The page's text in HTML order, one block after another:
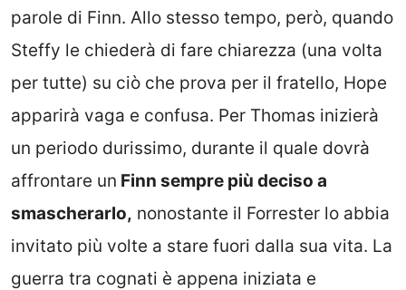
parole di Finn. Allo stesso tempo, però, quando
Steffy le chiederà di fare chiarezza (una volta
per tutte) su ciò che prova per il fratello, Hope
apparirà vaga e confusa. Per Thomas inizierà
un periodo durissimo, durante il quale dovrà
affrontare un Finn sempre più deciso a
smascherarlo, nonostante il Forrester lo abbia
invitato più volte a stare fuori dalla sua vita. La
guerra tra cognati è appena iniziata e